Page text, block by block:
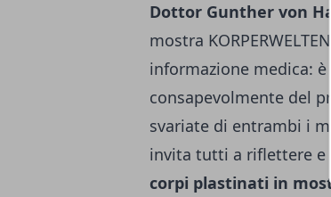
Dottor Gunther von
mostra
informazione medica:
consapevolmente del
svariate di entrambi i
invita tutti a riflettere e
corpi plastinati in